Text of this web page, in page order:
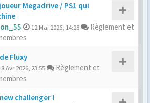
Megadrive / PS1 qui
12 Mai 2026, 14:28
Règlement et
Fluxy
Avr 2026, 23:55
Règlement et
challenger !